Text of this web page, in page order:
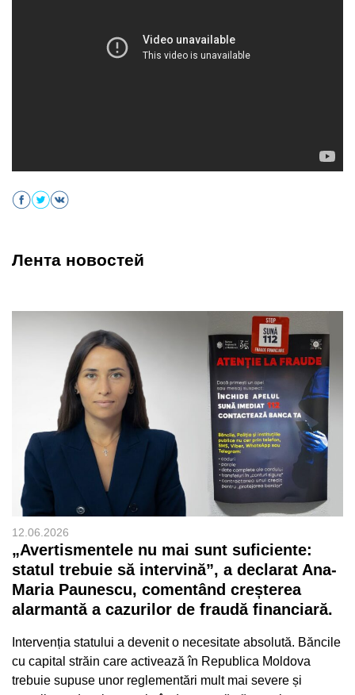
Лента новостей
12.06.2026
„Avertismentele nu mai sunt suficiente:
statul trebuie să intervină”, a declarat Ana-
Maria Paunescu, comentând creșterea
alarmantă a cazurilor de fraudă financiară.
Intervenția statului a devenit o necesitate absolută. Băncile
cu capital străin care activează în Republica Moldova
trebuie supuse unor reglementări mult mai severe și